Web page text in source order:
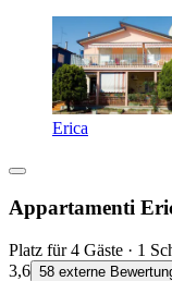
Erica
Appartamenti
Platz für 4 Gäste · 1
3,6 58 externe